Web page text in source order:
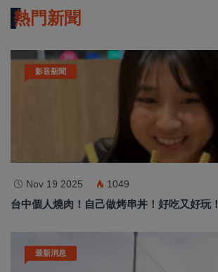
熱門新聞
影音新聞
Nov 19 2025 1049
台中個人燒肉！自己做烤串丼！好吃又好玩！
最新消息